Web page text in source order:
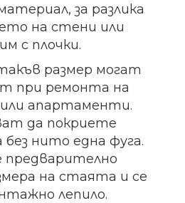
за разлика
на стени или
с плочки.
размер могат
при ремонта на
апартаменти.
да покриете
нито една фуга.
предварително
на стаята и се
лепило.